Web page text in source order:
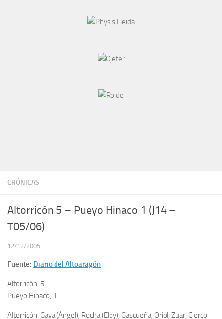
CRÓNICAS
Altorricón 5 – Pueyo Hinaco 1 (J14 –
T05/06)
12/12/2005
Fuente: Diario del Altoaragón
Altorricón, 5
Pueyo Hinaco, 1
Altorricón: Gaya (Ángel), Rocha (Eloy), Gascueña, Oriol, Zuar, Cierco